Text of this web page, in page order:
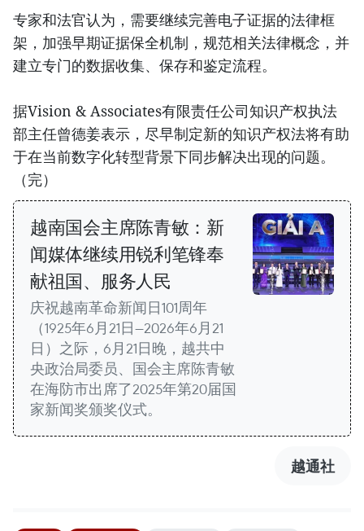
专家和法官认为，需要继续完善电子证据的法律框
架，加强早期证据保全机制，规范相关法律概念，并
建立专门的数据收集、保存和鉴定流程。
据Vision & Associates有限责任公司知识产权执法
部主任曾德姜表示，尽早制定新的知识产权法将有助
于在当前数字化转型背景下同步解决出现的问题。
（完）
越南国会主席陈青敏：新
闻媒体继续用锐利笔锋奉
献祖国、服务人民
庆祝越南革命新闻日101周年
（1925年6月21日—2026年6月21
日）之际，6月21日晚，越共中
央政治局委员、国会主席陈青敏
在海防市出席了2025年第20届国
家新闻奖颁奖仪式。
越通社